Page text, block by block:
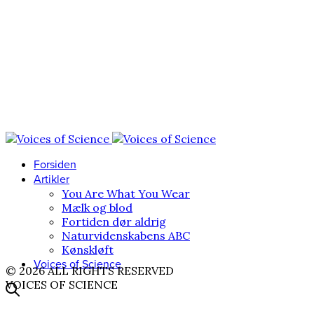
Forsiden
Artikler
You Are What You Wear
Mælk og blod
Fortiden dør aldrig
Naturvidenskabens ABC
Kønskløft
Voices of Science
© 2026 ALL RIGHTS RESERVED
VOICES OF SCIENCE